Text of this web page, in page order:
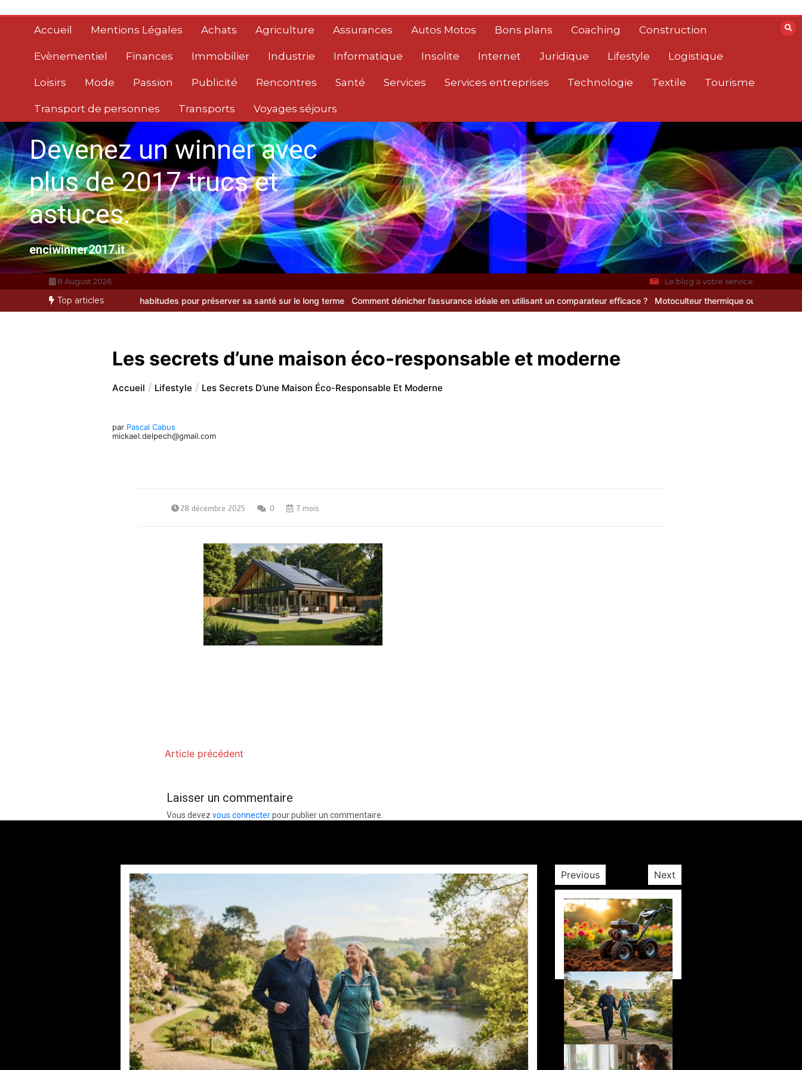
contenuAccueil Mentions Légales Achats Agriculture Assurances Autos Motos Bons plans Coaching Construction
Evènementiel Finances Immobilier Industrie Informatique Insolite Internet Juridique Lifestyle Logistique
Loisirs Mode Passion Publicité Rencontres Santé Services Services entreprises Technologie Textile Tourisme
Transport de personnes Transports Voyages séjours
Devenez un winner avec
plus de 2017 trucs et
astuces.
enciwinner2017.it
8 August 2026 Le blog à votre service
Top articles
adopter de bonnes habitudes pour préserver sa santé sur le long terme Comment dénicher l’assurance idéale en utilisant un comparateur efficace ? Motoculteur thermique ou motobineuse : le guide
Les secrets d’une maison éco-responsable et moderne
Accueil Lifestyle Les Secrets D’une Maison Éco-Responsable Et Moderne
par Pascal Cabus
mickael.delpech@gmail.com
28 décembre 2025 0 7 mois
Article précédent
Laisser un commentaire
Vous devez vous connecterpour publier un commentaire.
Previous Next